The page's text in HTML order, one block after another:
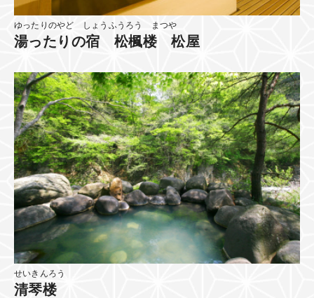
ゆったりのやど しょうふうろう まつや
湯ったりの宿 松楓楼 松屋
せいきんろう
清琴楼